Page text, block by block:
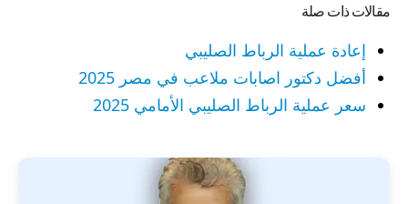
مقالات ذات صلة
إعادة عملية الرباط الصليبي
أفضل دكتور اصابات ملاعب في مصر 2025
سعر عملية الرباط الصليبي الأمامي 2025